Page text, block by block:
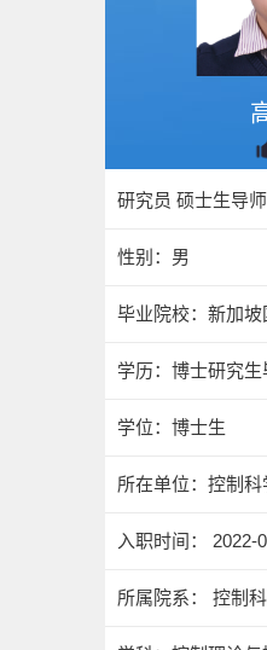
研究员 硕士生导师
性别：男
毕业院校：新加坡
学历：博士研究生
学位：博士生
所在单位：控制
入职时间： 2022-
所属院系： 控制